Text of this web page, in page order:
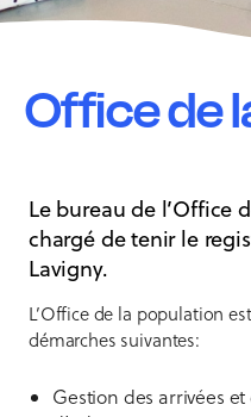
Office de
Le bureau de l’Office
chargé de tenir le
Lavigny.
L’Office de la population
démarches suivantes:
Gestion des arrivées